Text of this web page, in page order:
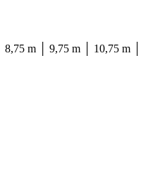
m │ 9,75 m │ 10,75 m │